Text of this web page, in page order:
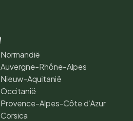
Normandië
Auvergne-Rhône-Alpes
Nieuw-Aquitanië
Occitanië
Provence-Alpes-Côte d'Azur
Corsica